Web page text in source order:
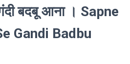
बदबू आना । Sapne
Gandi Badbu